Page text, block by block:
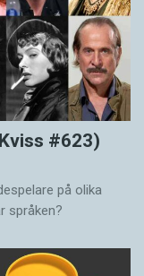
#623)
på olika
språken?